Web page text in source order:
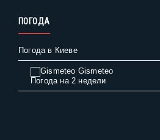
ПОГОДА
Погода в Киеве
Gismeteo
Погода на 2 недели